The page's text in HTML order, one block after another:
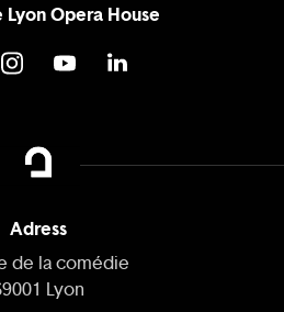
Lyon Opera House
Adress
de la comédie
Lyon